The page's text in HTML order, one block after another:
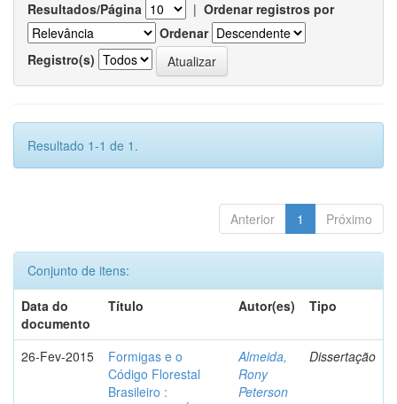
Resultados/Página | Ordenar registros por
Ordenar
Registro(s)
Resultado 1-1 de 1.
Anterior 1 Próximo
Conjunto de itens:
Data do
documento
Título Autor(es) Tipo
26-Fev-2015
Formigas e o
Código Florestal
Brasileiro :
Almeida,
Rony
Peterson
Dissertação